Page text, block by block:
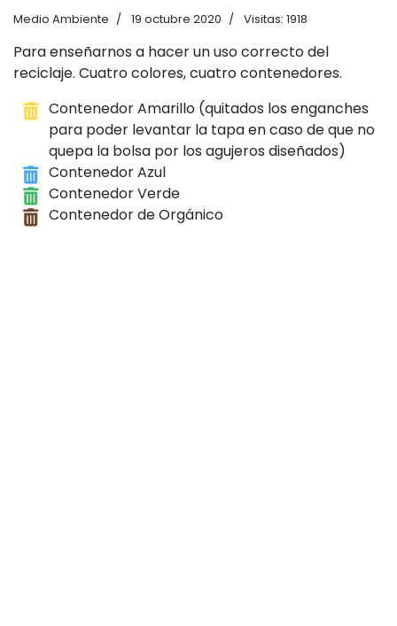
Medio Ambiente 19 octubre 2020 Visitas: 1918
Para enseñarnos a hacer un uso correcto del
reciclaje. Cuatro colores, cuatro contenedores.
Contenedor Amarillo (quitados los enganches
para poder levantar la tapa en caso de que no
quepa la bolsa por los agujeros diseñados)
Contenedor Azul
Contenedor Verde
Contenedor de Orgánico